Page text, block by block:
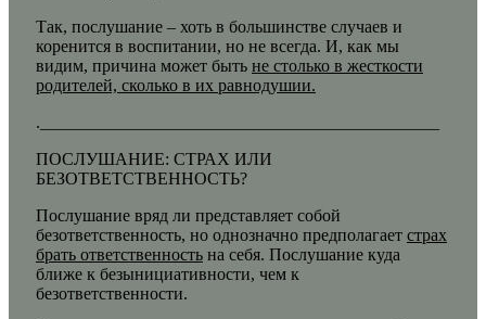
Так, послушание – хоть в большинстве случаев и
коренится в воспитании, но не всегда. И, как мы
видим, причина может быть не столько в жесткости
родителей, сколько в их равнодушии.
.______________________________________________
ПОСЛУШАНИЕ: СТРАХ ИЛИ
БЕЗОТВЕТСТВЕННОСТЬ?
Послушание вряд ли представляет собой
безответственность, но однозначно предполагает страх
брать ответственность на себя. Послушание куда
ближе к безынициативности, чем к
безответственности.